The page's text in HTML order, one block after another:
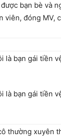
bạn bè và
viên, đóng MV,
thường xuyên